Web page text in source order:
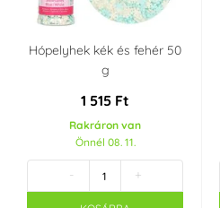
Hópelyhek kék és fehér 50
g
1 515 Ft
Rakráron van
Önnél 08. 11.
- +